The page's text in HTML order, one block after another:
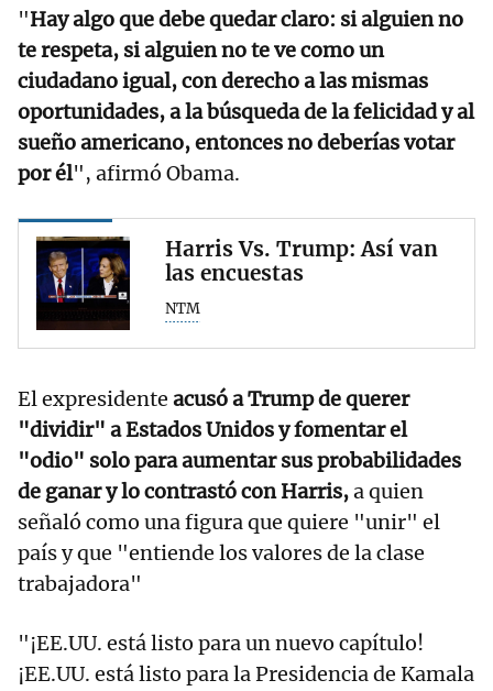
"Hay algo que debe quedar claro: si alguien no
te respeta, si alguien no te ve como un
ciudadano igual, con derecho a las mismas
oportunidades, a la búsqueda de la felicidad y al
sueño americano, entonces no deberías votar
por él", afirmó Obama.
Harris Vs. Trump: Así van
las encuestas
NTM
El expresidente acusó a Trump de querer
"dividir" a Estados Unidos y fomentar el
"odio" solo para aumentar sus probabilidades
de ganar y lo contrastó con Harris,a quien
señaló como una figura que quiere "unir" el
país y que "entiende los valores de la clase
trabajadora"
"¡EE.UU. está listo para un nuevo capítulo!
¡EE.UU. está listo para la Presidencia de Kamala